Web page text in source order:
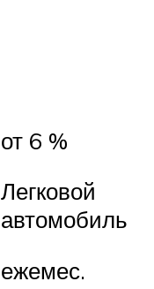
от 6 %
Легковой
автомобиль
ежемес.